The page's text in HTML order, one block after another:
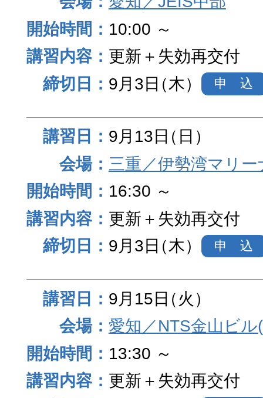
10:00 ～
更新＋失効再交付
9月3日（木） 申 込
9月13日（日）
三重／伊勢湾マリー
16:30 ～
更新＋失効再交付
9月3日（木） 申 込
9月15日（火）
愛知／NTS金山ビ
13:30 ～
更新＋失効再交付